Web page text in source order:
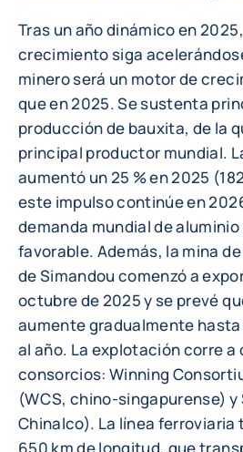
Tras un año dinámico en
crecimiento siga
minero será un motor de
que en 2025. Se sustenta
producción de bauxita, de la
principal productor mundial.
aumentó un 25 % en 2025
este impulso continúe en
demanda mundial de
favorable. Además, la mina
de Simandou comenzó a
octubre de 2025 y se prevé
aumente gradualmente hasta
al año. La explotación corre a
consorcios: Winning
(WCS, chino-singapurense) y
Chinalco). La línea ferroviaria